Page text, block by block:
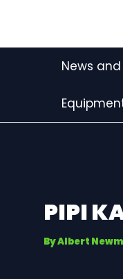
content
News
PIPI
ByAlbert